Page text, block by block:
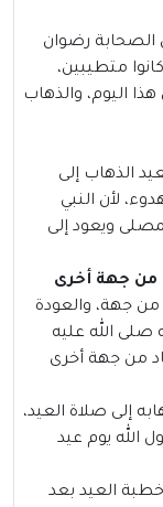
الصحابة رضوان
متطيبين،
اليوم، والذهاب
الذهاب إلى
لأن النبي
ويعود إلى
من جهة أخرى
جهة، والعودة
صلى الله عليه
من جهة أخرى
إلى صلاة العيد،
الله يوم عيد
العيد بعد